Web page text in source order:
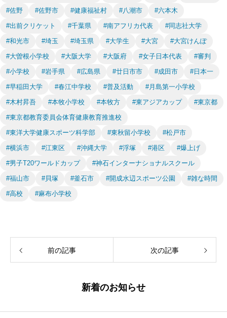
#佐野
#佐野市 #健康福祉村 #八潮市
#六本木
#出前クリケット
#千葉県 #南アフリカ代表
#同志社大学
#和光市
#埼玉 #埼玉県 #大学生 #大宮
#大宮けんぽ
#大曽根小学校
#大阪大学 #大阪府 #女子日本代表
#審判
#小学校
#岩手県 #広島県 #廿日市市 #成田市
#日本一
#早稲田大学
#春江中学校 #普及活動
#月島第一小学校
#木村昇吾
#本牧小学校 #本牧方 #東アジアカップ
#東京都
#東京都教育委員会体育健康教育推進校
#東洋大学健康スポーツ科学部
#東秋留小学校
#松戸市
#横浜市
#江東区 #沖縄大学 #浮塚 #港区
#爆上げ
#男子T20ワールドカップ
#神石インターナショナルスクール
#福山市
#貝塚 #釜石市 #開成水辺スポーツ公園
#雑な時間
#高校
#麻布小学校
前の記事 次の記事
新着のお知らせ